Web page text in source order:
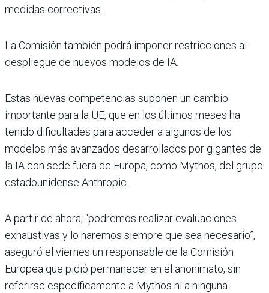
medidas correctivas.
La Comisión también podrá imponer restricciones al
despliegue de nuevos modelos de IA.
Estas nuevas competencias suponen un cambio
importante para la UE, que en los últimos meses ha
tenido dificultades para acceder a algunos de los
modelos más avanzados desarrollados por gigantes de
la IA con sede fuera de Europa, como Mythos, del grupo
estadounidense Anthropic.
A partir de ahora, “podremos realizar evaluaciones
exhaustivas y lo haremos siempre que sea necesario”,
aseguró el viernes un responsable de la Comisión
Europea que pidió permanecer en el anonimato, sin
referirse específicamente a Mythos ni a ninguna